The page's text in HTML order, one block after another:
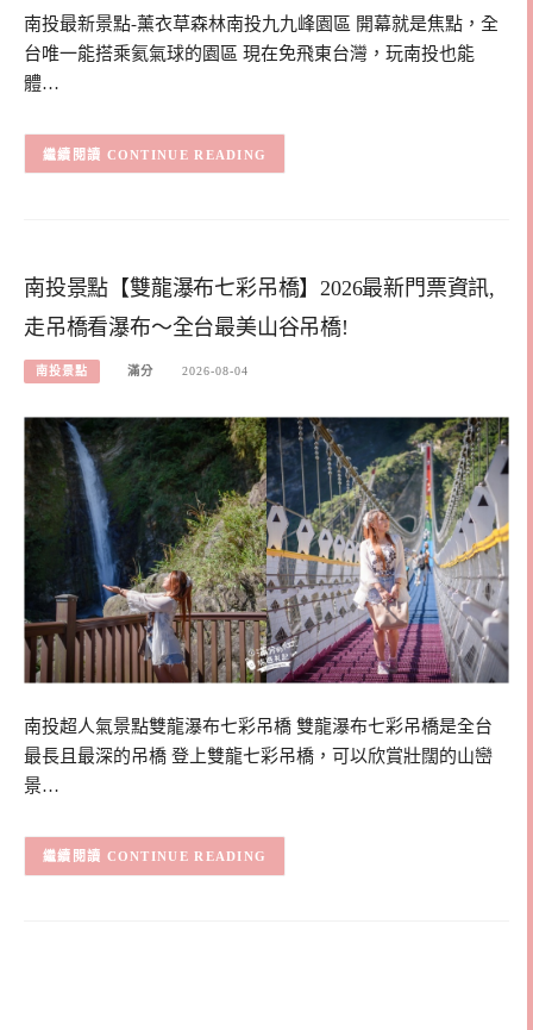
南投最新景點-薰衣草森林南投九九峰園區 開幕就是焦點，全
台唯一能搭乘氦氣球的園區 現在免飛東台灣，玩南投也能
體…
CONTINUE READING
南投景點【雙龍瀑布七彩吊橋】2026最新門票資訊,
走吊橋看瀑布～全台最美山谷吊橋!
南投景點 滿分 2026-08-04
南投超人氣景點雙龍瀑布七彩吊橋 雙龍瀑布七彩吊橋是全台
最長且最深的吊橋 登上雙龍七彩吊橋，可以欣賞壯闊的山巒
景…
CONTINUE READING